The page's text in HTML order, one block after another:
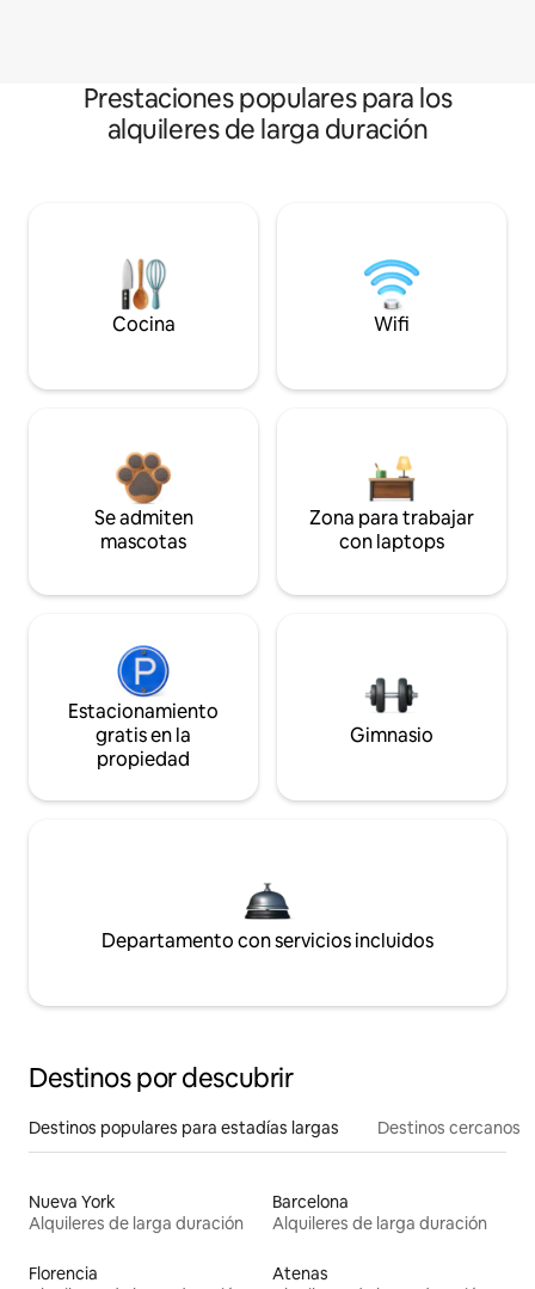
Prestaciones populares para los
alquileres de larga duración
Cocina Wifi
Se admiten
mascotas
Zona para trabajar
con laptops
Estacionamiento
gratis en la
propiedad
Gimnasio
Departamento con servicios incluidos
Destinos por descubrir
Destinos populares para estadías largas Destinos cercanos
Nueva York
Alquileres de larga duración
Barcelona
Alquileres de larga duración
Florencia
Atenas